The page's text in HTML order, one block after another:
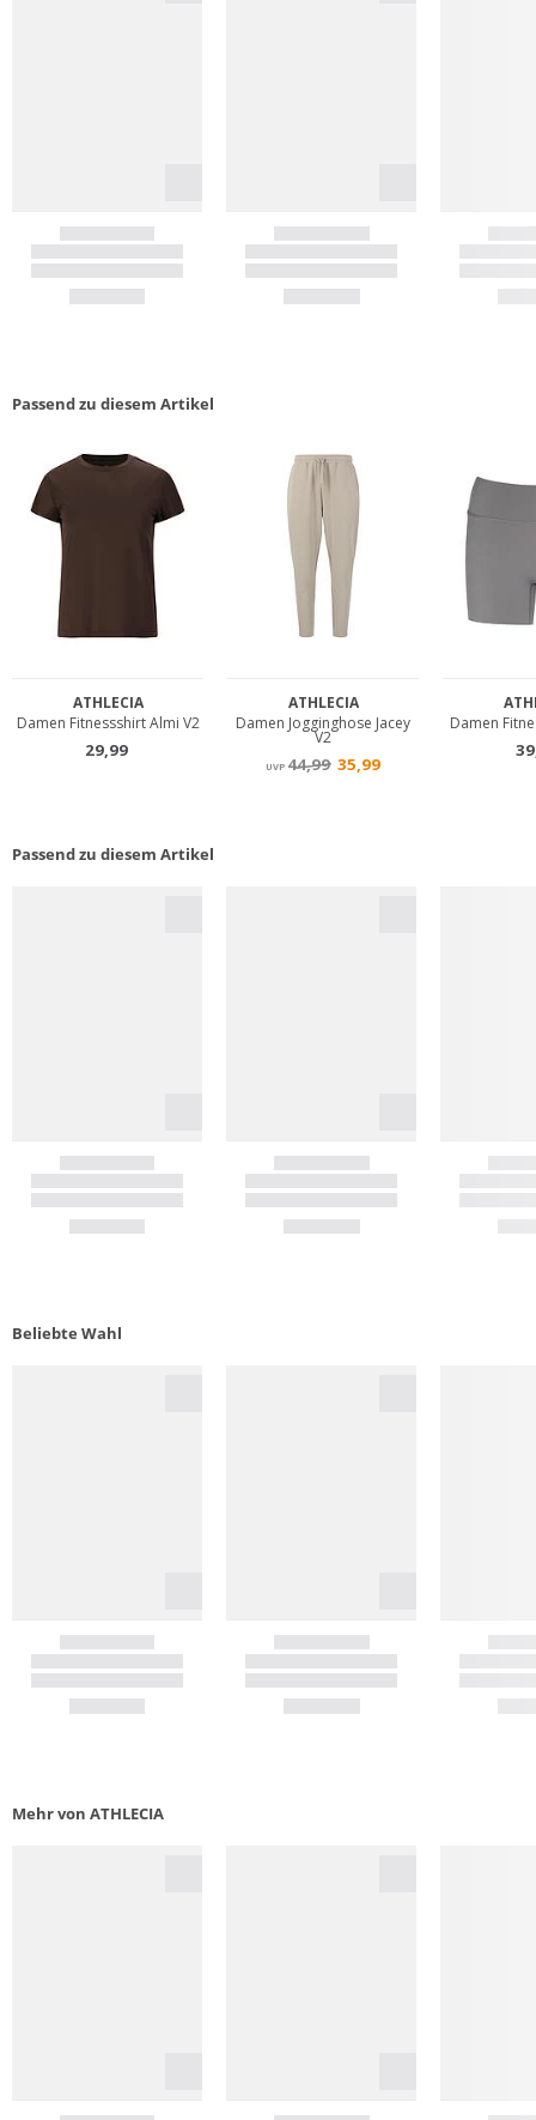
Passend zu diesem Artikel
Passend zu diesem Artikel
Beliebte Wahl
Mehr von ATHLECIA